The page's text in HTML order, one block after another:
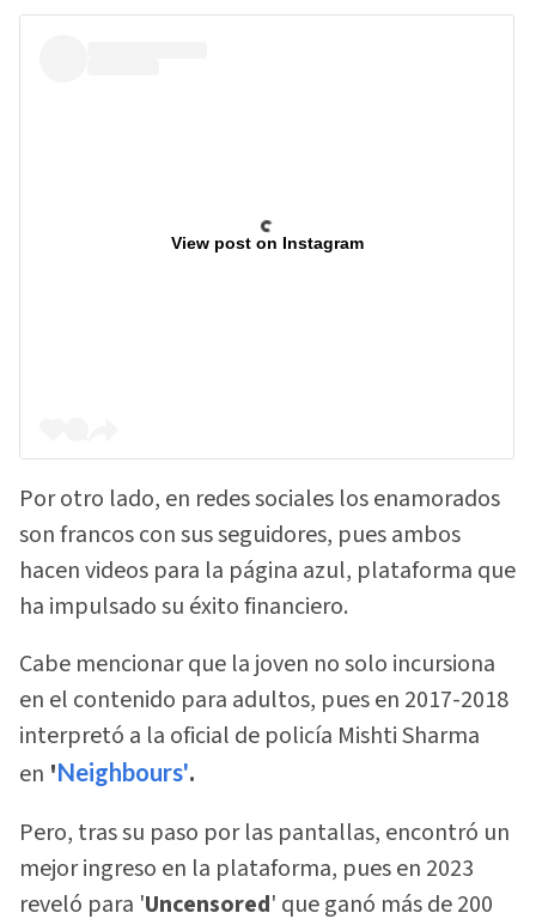
View post on Instagram
Por otro lado, en redes sociales los enamorados
son francos con sus seguidores, pues ambos
hacen videos para la página azul, plataforma que
ha impulsado su éxito financiero.
Cabe mencionar que la joven no solo incursiona
en el contenido para adultos, pues en 2017-2018
interpretó a la oficial de policía Mishti Sharma
en 'Neighbours'.
Pero, tras su paso por las pantallas, encontró un
mejor ingreso en la plataforma, pues en 2023
reveló para 'Uncensored' que ganó más de 200